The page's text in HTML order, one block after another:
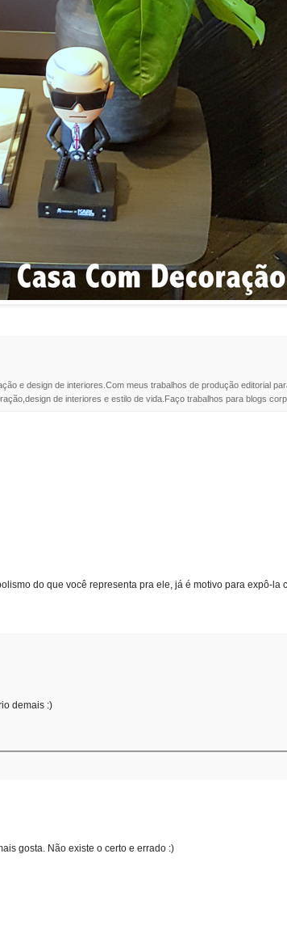
e design de interiores.Com meus trabalhos de produção editorial
de interiores e estilo de vida.Faço trabalhos para blogs
do que você representa pra ele, já é motivo para expô-la
demais :)
gosta. Não existe o certo e errado :)